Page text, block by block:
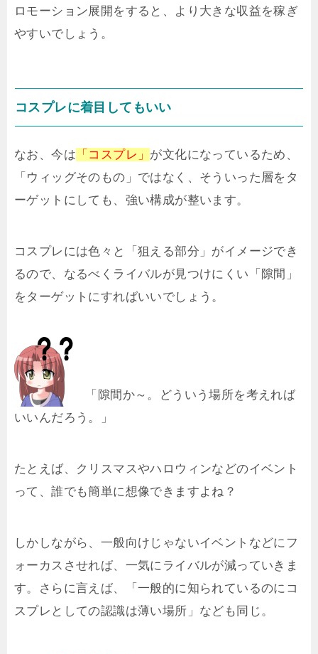
ロモーション展開をすると、より大きな収益を稼ぎ
やすいでしょう。
コスプレに着目してもいい
なお、今は 「コスプレ」 が文化になっているため、
「ウィッグそのもの」ではなく、そういった層をタ
ーゲットにしても、強い構成が整います。
コスプレには色々と「狙える部分」がイメージでき
るので、なるべくライバルが見つけにくい「隙間」
をターゲットにすればいいでしょう。
「隙間か～。どういう場所を考えれば
いいんだろう。」
たとえば、クリスマスやハロウィンなどのイベント
って、誰でも簡単に想像できますよね？
しかしながら、一般向けじゃないイベントなどにフ
ォーカスさせれば、一気にライバルが減っていきま
す。さらに言えば、「一般的に知られているのにコ
スプレとしての認識は薄い場所」なども同じ。